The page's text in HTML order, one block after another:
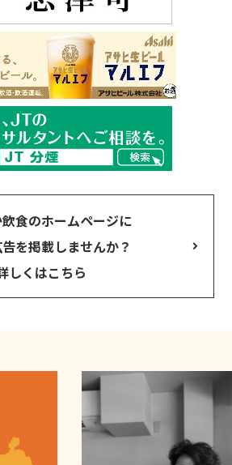
食のホームページに
を掲載しませんか？
しくはこちら